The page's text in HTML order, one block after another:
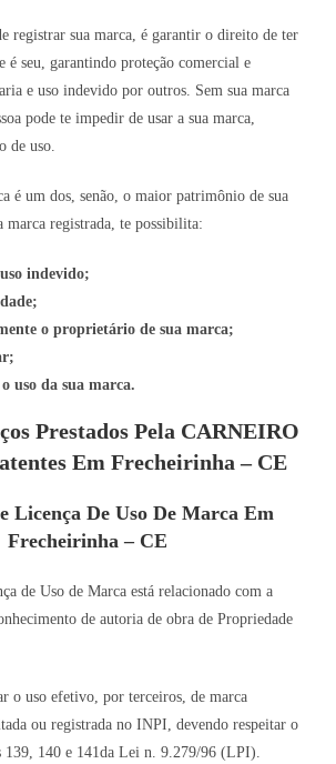
registrar sua marca, é garantir o direito de ter
é seu, garantindo proteção comercial e
e uso indevido por outros. Sem sua marca
pode te impedir de usar a sua marca,
de uso.
é um dos, senão, o maior patrimônio de sua
marca registrada, te possibilita:
indevido;
o proprietário de sua marca;
uso da sua marca.
Prestados Pela CARNEIRO
Em Frecheirinha – CE
Licença De Uso De Marca Em
Frecheirinha – CE
de Uso de Marca está relacionado com a
de autoria de obra de Propriedade
o uso efetivo, por terceiros, de marca
ou registrada no INPI, devendo respeitar o
139, 140 e 141da Lei n. 9.279/96 (LPI).